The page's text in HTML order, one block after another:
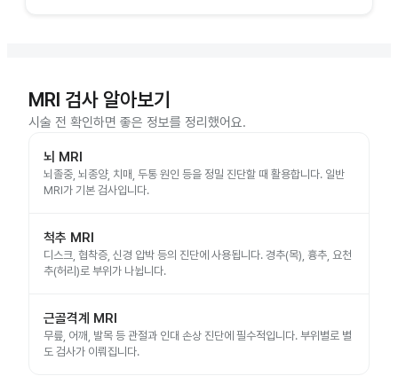
MRI 검사 알아보기
시술 전 확인하면 좋은 정보를 정리했어요.
뇌 MRI
뇌졸중, 뇌종양, 치매, 두통 원인 등을 정밀 진단할 때 활용합니다. 일반
MRI가 기본 검사입니다.
척추 MRI
디스크, 협착증, 신경 압박 등의 진단에 사용됩니다. 경추(목), 흉추, 요천
추(허리)로 부위가 나뉩니다.
근골격계 MRI
무릎, 어깨, 발목 등 관절과 인대 손상 진단에 필수적입니다. 부위별로 별
도 검사가 이뤄집니다.